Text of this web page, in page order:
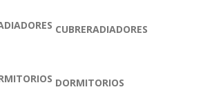
CUBRERADIADORES
DORMITORIOS